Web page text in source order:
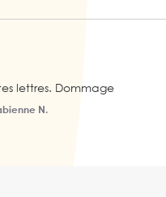
lettres. Dommage
N.